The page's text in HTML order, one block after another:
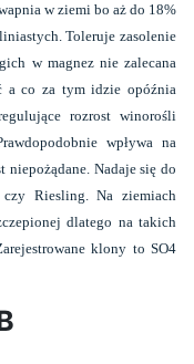
w ziemi bo aż do 18%
Toleruje zasolenie
w magnez nie zalecana
a co za tym idzie opóźnia
rozrost winorośli
wpływa na
niepożądane. Nadaje się do
Riesling. Na ziemiach
dlatego na takich
klony to SO4